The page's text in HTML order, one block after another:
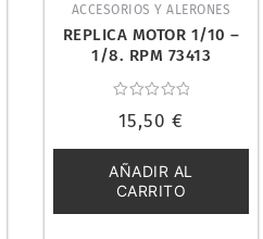
ACCESORIOS Y ALERONES
REPLICA MOTOR 1/10 –
1/8. RPM 73413
con
de
5
15,50€
AÑADIR AL
CARRITO